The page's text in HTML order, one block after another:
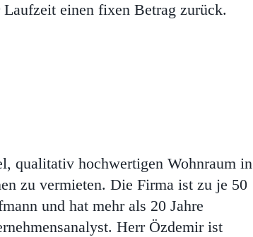
einen fixen Betrag zurück.
qualitativ hochwertigen Wohnraum in
zu vermieten. Die Firma ist zu je 50
und hat mehr als 20 Jahre
Herr Özdemir ist